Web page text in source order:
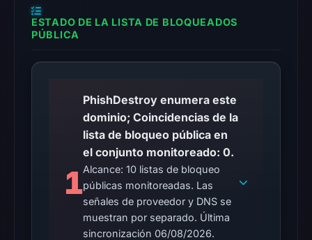
Other
No
matches
were
recorded
in
the
snapshot
from
Aug
ESTADO DE LA LISTA DE BLOQUEADOS
PÚBLICA
1
PhishDestroy enumera este
dominio; Coincidencias de la
lista de bloqueo pública en
el conjunto monitoreado: 0.
Alcance: 10 listas de bloqueo
públicas monitoreadas. Las
señales de proveedor y DNS se
muestran por separado. Última
sincronización 06/08/2026.